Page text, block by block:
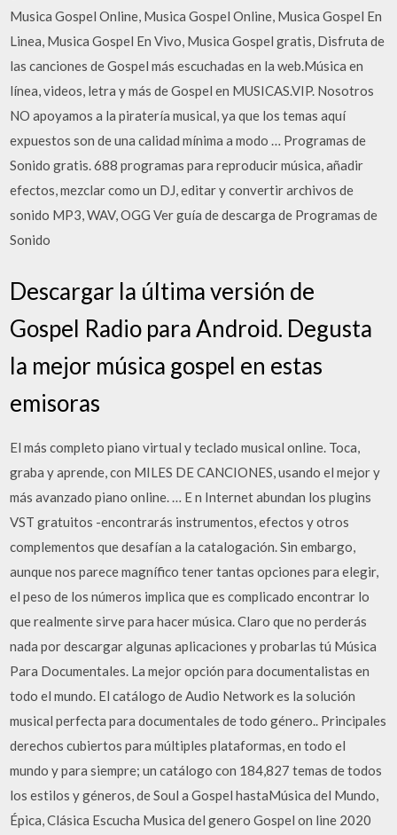
Musica Gospel Online, Musica Gospel Online, Musica Gospel En
Linea, Musica Gospel En Vivo, Musica Gospel gratis, Disfruta de
las canciones de Gospel más escuchadas en la web.Música en
línea, videos, letra y más de Gospel en MUSICAS.VIP. Nosotros
NO apoyamos a la piratería musical, ya que los temas aquí
expuestos son de una calidad mínima a modo … Programas de
Sonido gratis. 688 programas para reproducir música, añadir
efectos, mezclar como un DJ, editar y convertir archivos de
sonido MP3, WAV, OGG Ver guía de descarga de Programas de
Sonido
Descargar la última versión de
Gospel Radio para Android. Degusta
la mejor música gospel en estas
emisoras
El más completo piano virtual y teclado musical online. Toca,
graba y aprende, con MILES DE CANCIONES, usando el mejor y
más avanzado piano online. … E n Internet abundan los plugins
VST gratuitos -encontrarás instrumentos, efectos y otros
complementos que desafían a la catalogación. Sin embargo,
aunque nos parece magnífico tener tantas opciones para elegir,
el peso de los números implica que es complicado encontrar lo
que realmente sirve para hacer música. Claro que no perderás
nada por descargar algunas aplicaciones y probarlas tú Música
Para Documentales. La mejor opción para documentalistas en
todo el mundo. El catálogo de Audio Network es la solución
musical perfecta para documentales de todo género.. Principales
derechos cubiertos para múltiples plataformas, en todo el
mundo y para siempre; un catálogo con 184,827 temas de todos
los estilos y géneros, de Soul a Gospel hastaMúsica del Mundo,
Épica, Clásica Escucha Musica del genero Gospel on line 2020